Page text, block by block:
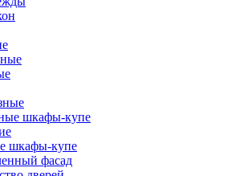
шкафы-купе
шкафы-купе
фасад